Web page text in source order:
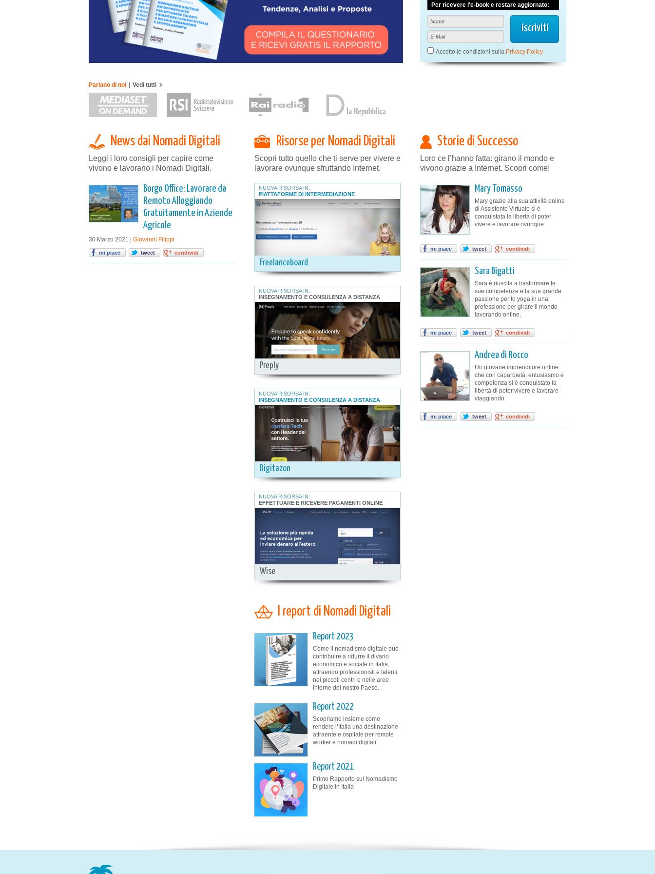
Per ricevere l'e-book e restare aggiornato:
Accetto le condizioni sulla Privacy Policy
Parlano di noi | Vedi tutti
News dai Nomadi Digitali
Leggi i loro consigli per capire come
vivono e lavorano i Nomadi Digitali.
Borgo Office: Lavorare da
Remoto Alloggiando
Gratuitamente in Aziende
Agricole
30 Marzo 2021 | Giovanni Filippi
mi piace tweet condividi
Risorse per Nomadi Digitali
Scopri tutto quello che ti serve per vivere e
lavorare ovunque sfruttando Internet.
Freelanceboard
NUOVA RISORSA IN:
PIATTAFORME DI INTERMEDIAZIONE
Preply
NUOVA RISORSA IN:
INSEGNAMENTO E CONSULENZA A DISTANZA
Digitazon
NUOVA RISORSA IN:
INSEGNAMENTO E CONSULENZA A DISTANZA
Wise
NUOVA RISORSA IN:
EFFETTUARE E RICEVERE PAGAMENTI ONLINE
I report di Nomadi Digitali
Report 2023
Come il nomadismo digitale può
contribuire a ridurre il divario
economico e sociale in Italia,
attraendo professionisti e talenti
nei piccoli centri e nelle aree
interne del nostro Paese.
Report 2022
Scopriamo insieme come
rendere l’Italia una destinazione
attraente e ospitale per remote
worker e nomadi digitali
Report 2021
Primo Rapporto sul Nomadismo
Digitale in Italia
Storie di Successo
Loro ce l’hanno fatta: girano il mondo e
vivono grazie a Internet. Scopri come!
Mary Tomasso
Mary grazie alla sua attività online
di Assistente Virtuale si è
conquistata la libertà di poter
vivere e lavorare ovunque.
mi piace tweet condividi
Sara Bigatti
Sara è riuscita a trasformare le
sue competenze e la sua grande
passione per lo yoga in una
professione per girare il mondo
lavorando online.
mi piace tweet condividi
Andrea di Rocco
Un giovane imprenditore online
che con caparbietà, entusiasmo e
competenza si è conquistato la
libertà di poter vivere e lavorare
viaggiando.
mi piace tweet condividi